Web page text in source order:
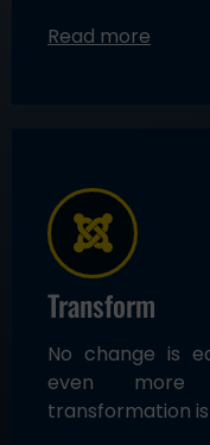
Read more
Transform
No change is
even more
transformation